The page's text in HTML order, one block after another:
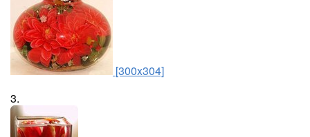
[300x304]
3.